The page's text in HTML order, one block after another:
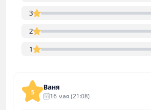
3
2
1
5
Ваня
16 мая (21:08)